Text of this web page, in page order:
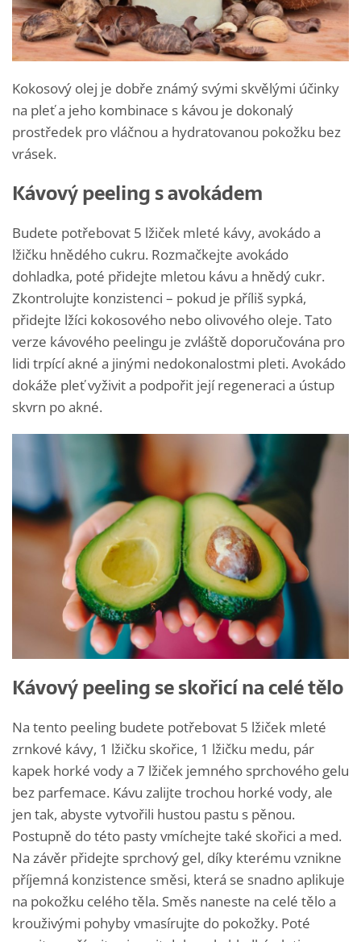
Kokosový olej je dobře známý svými skvělými účinky
na pleť a jeho kombinace s kávou je dokonalý
prostředek pro vláčnou a hydratovanou pokožku bez
vrásek.
Kávový peeling s avokádem
Budete potřebovat 5 lžiček mleté kávy, avokádo a
lžičku hnědého cukru. Rozmačkejte avokádo
dohladka, poté přidejte mletou kávu a hnědý cukr.
Zkontrolujte konzistenci – pokud je příliš sypká,
přidejte lžíci kokosového nebo olivového oleje. Tato
verze kávového peelingu je zvláště doporučována pro
lidi trpící akné a jinými nedokonalostmi pleti. Avokádo
dokáže pleť vyživit a podpořit její regeneraci a ústup
skvrn po akné.
Kávový peeling se skořicí na celé tělo
Na tento peeling budete potřebovat 5 lžiček mleté
zrnkové kávy, 1 lžičku skořice, 1 lžičku medu, pár
kapek horké vody a 7 lžiček jemného sprchového gelu
bez parfemace. Kávu zalijte trochou horké vody, ale
jen tak, abyste vytvořili hustou pastu s pěnou.
Postupně do této pasty vmíchejte také skořici a med.
Na závěr přidejte sprchový gel, díky kterému vznikne
příjemná konzistence směsi, která se snadno aplikuje
na pokožku celého těla. Směs naneste na celé tělo a
krouživými pohyby vmasírujte do pokožky. Poté